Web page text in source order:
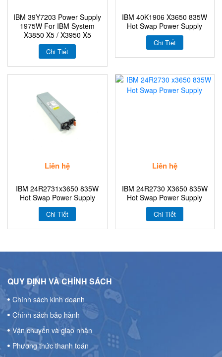
IBM 39Y7203 Power Supply
1975W For IBM System
X3850 X5 / X3950 X5
Chi Tiết
IBM 40K1906 X3650 835W
Hot Swap Power Supply
Chi Tiết
Liên hệ
IBM 24R2731x3650 835W
Hot Swap Power Supply
Chi Tiết
Liên hệ
IBM 24R2730 X3650 835W
Hot Swap Power Supply
Chi Tiết
QUY ĐỊNH VÀ CHÍNH SÁCH
Chính sách kinh doanh
Chính sách bảo hành
Vận chuyển và giao nhận
Phương thức thanh toán